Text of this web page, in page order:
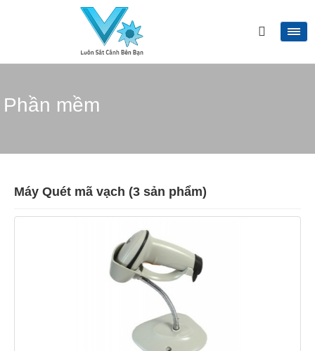
Phần mềm
Máy Quét mã vạch (3 sản phẩm)